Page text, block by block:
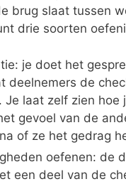
brug slaat tussen
drie soorten
je doet het
deelnemers de
Je laat zelf zien hoe
gevoel van de
of ze het gedrag
oefenen: de
een deel van de